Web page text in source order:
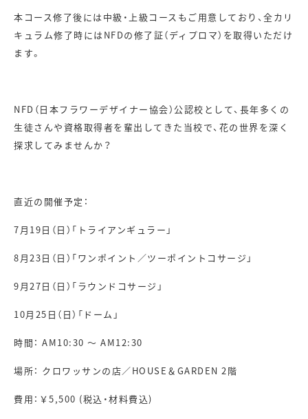
本コース修了後には中級・上級コースもご用意しており、全カリ
キュラム修了時には NFDの修了証（ディプロマ）を取得いただけ
ます。
NFD （日本フラワーデザイナー協会）公認校として、長年多くの
生徒さんや資格取得者を輩出してきた当校で、花の世界を深く
探求してみませんか？
​直近の開催予定：
7 月 19日（日）「トライアンギュラー」
8​月23日（日）「ワンポイント／ツーポイントコサージ」
9月27日（日）「ラウンドコサージ」
10月 25 日（日）「ドーム」
​時間： AM10:30 ～ AM12:30
​場所： クロワッサンの店／HOUSE ＆ GARDEN 2 階
費用：￥5,500 (税込・材料費込)